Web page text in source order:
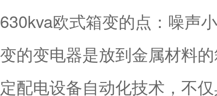
630kva欧式箱变的点：噪声
变的变电器是放到金属材料
定配电设备自动化技术，不